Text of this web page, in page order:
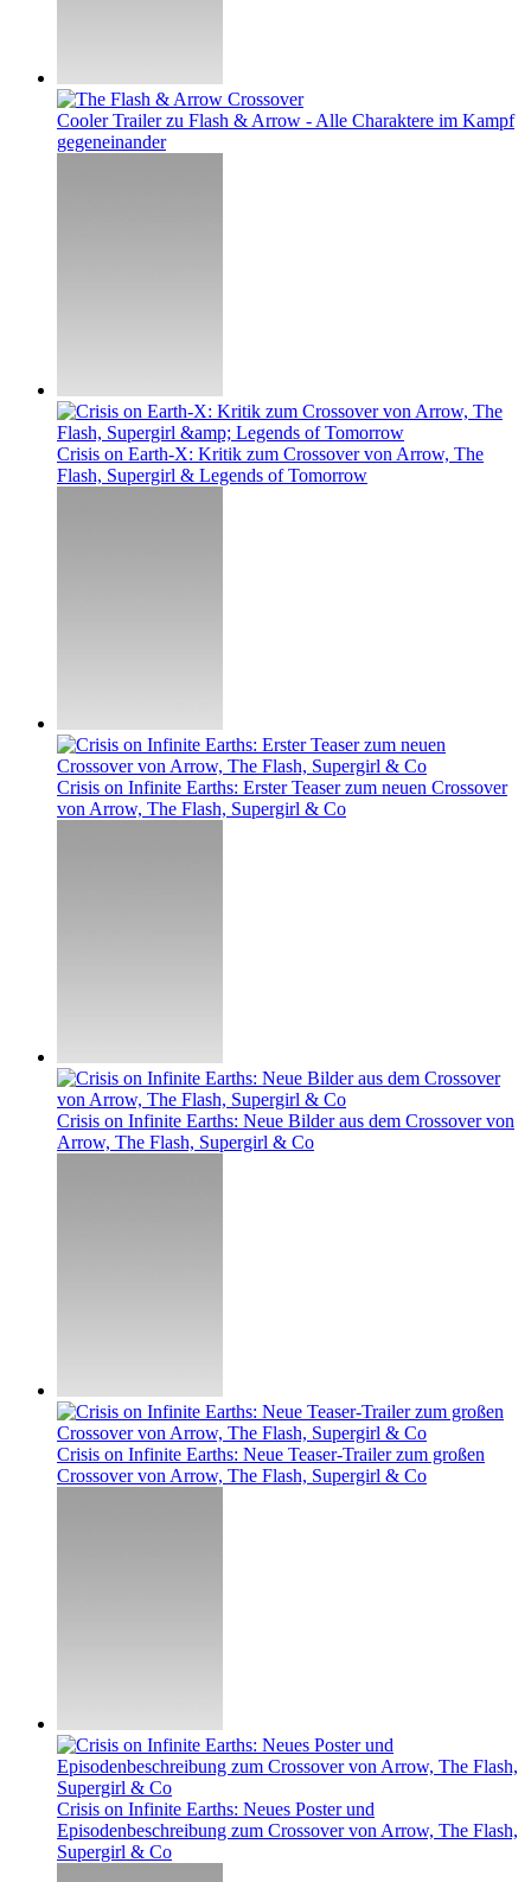
Cooler Trailer zu Flash & Arrow - Alle Charaktere im Kampf
gegeneinander
Crisis on Earth-X: Kritik zum Crossover von Arrow, The
Flash, Supergirl & Legends of Tomorrow
Crisis on Infinite Earths: Erster Teaser zum neuen Crossover
von Arrow, The Flash, Supergirl & Co
Crisis on Infinite Earths: Neue Bilder aus dem Crossover von
Arrow, The Flash, Supergirl & Co
Crisis on Infinite Earths: Neue Teaser-Trailer zum großen
Crossover von Arrow, The Flash, Supergirl & Co
Crisis on Infinite Earths: Neues Poster und
Episodenbeschreibung zum Crossover von Arrow, The Flash,
Supergirl & Co